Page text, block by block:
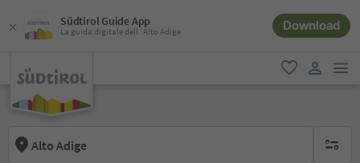
Südtirol Guide App
La guida digitale dell´Alto Adige Download
favoriti
Alto Adige